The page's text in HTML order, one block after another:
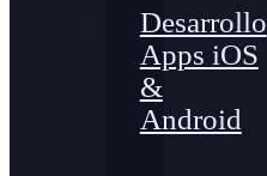
Desarrollo
Apps iOS
&
Android